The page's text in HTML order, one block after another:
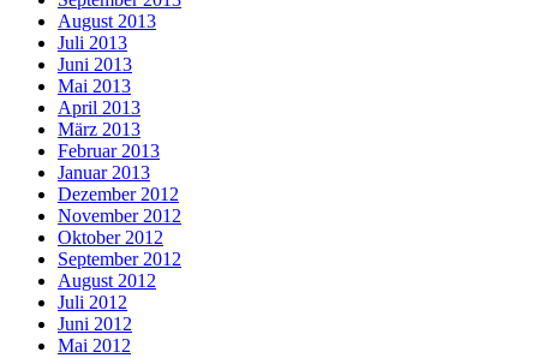
August 2013
Juli 2013
Juni 2013
Mai 2013
April 2013
März 2013
Februar 2013
Januar 2013
Dezember 2012
November 2012
Oktober 2012
September 2012
August 2012
Juli 2012
Juni 2012
Mai 2012